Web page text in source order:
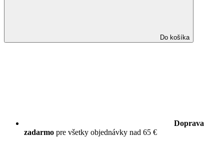
Do košíka
Doprava
zadarmo pre všetky objednávky nad 65 €